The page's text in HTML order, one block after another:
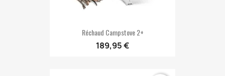
Réchaud Campstove 2+
189,95 €